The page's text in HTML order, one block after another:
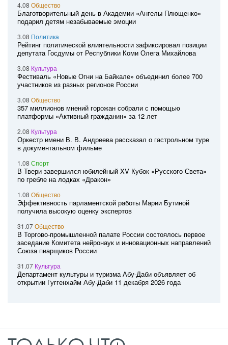
4.08 Общество
Благотворительный день в Академии «Ангелы Плющенко»
подарил детям незабываемые эмоции
3.08 Политика
Рейтинг политической влиятельности зафиксировал позиции
депутата Госдумы от Республики Коми Олега Михайлова
3.08 Культура
Фестиваль «Новые Огни на Байкале» объединил более 700
участников из разных регионов России
3.08 Общество
357 миллионов мнений горожан собрали с помощью
платформы «Активный гражданин» за 12 лет
2.08 Культура
Оркестр имени В. В. Андреева рассказал о гастрольном туре
в документальном фильме
1.08 Спорт
В Твери завершился юбилейный XV Кубок «Русского Света»
по гребле на лодках «Дракон»
1.08 Общество
Эффективность парламентской работы Марии Бутиной
получила высокую оценку экспертов
31.07Общество
В Торгово-промышленной палате России состоялось первое
заседание Комитета нейронаук и инновационных направлений
Союза пиарщиков России
31.07 Культура
Департамент культуры и туризма Абу-Даби объявляет об
открытии Гуггенхайм Абу-Даби 11 декабря 2026 года